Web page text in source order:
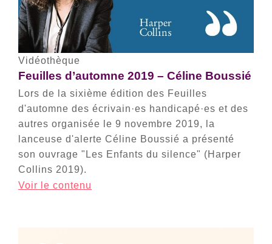
Vidéothèque
Feuilles d’automne 2019 – Céline Boussié
Lors de la sixième édition des Feuilles
d'automne des écrivain·es handicapé·es et des
autres organisée le 9 novembre 2019, la
lanceuse d'alerte Céline Boussié a présenté
son ouvrage "Les Enfants du silence" (Harper
Collins 2019).
Voir le contenu